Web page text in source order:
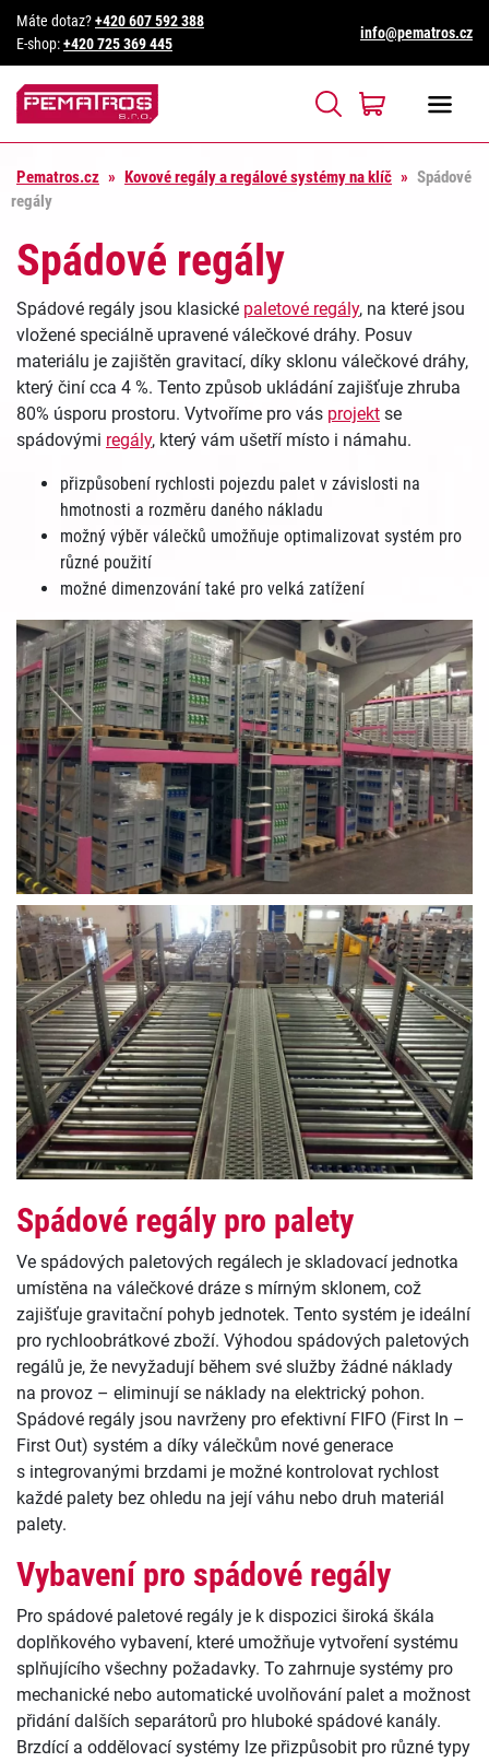
Máte dotaz?+420 607 592 388
E-shop:+420 725 369 445
info@pematros.cz
Pematros.cz » Kovové regály a regálové systémy na klíč » Spádové
regály
Spádové regály
Spádové regály jsou klasické paletové regály, na které jsou
vložené speciálně upravené válečkové dráhy. Posuv
materiálu je zajištěn gravitací, díky sklonu válečkové dráhy,
který činí cca 4 %. Tento způsob ukládání zajišťuje zhruba
80% úsporu prostoru. Vytvoříme pro vás projekt se
spádovými regály, který vám ušetří místo i námahu.
přizpůsobení rychlosti pojezdu palet v závislosti na
hmotnosti a rozměru daného nákladu
možný výběr válečků umožňuje optimalizovat systém pro
různé použití
možné dimenzování také pro velká zatížení
Spádové regály pro palety
Ve spádových paletových regálech je skladovací jednotka
umístěna na válečkové dráze s mírným sklonem, což
zajišťuje gravitační pohyb jednotek. Tento systém je ideální
pro rychloobrátkové zboží. Výhodou spádových paletových
regálů je, že nevyžadují během své služby žádné náklady
na provoz – eliminují se náklady na elektrický pohon.
Spádové regály jsou navrženy pro efektivní FIFO (First In –
First Out) systém a díky válečkům nové generace
s integrovanými brzdami je možné kontrolovat rychlost
každé palety bez ohledu na její váhu nebo druh materiál
palety.
Vybavení pro spádové regály
Pro spádové paletové regály je k dispozici široká škála
doplňkového vybavení, které umožňuje vytvoření systému
splňujícího všechny požadavky. To zahrnuje systémy pro
mechanické nebo automatické uvolňování palet a možnost
přidání dalších separátorů pro hluboké spádové kanály.
Brzdící a oddělovací systémy lze přizpůsobit pro různé typy